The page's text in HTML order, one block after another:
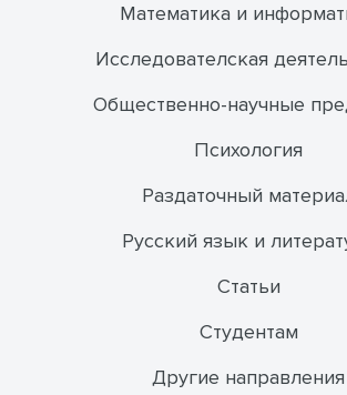
Математика и
Исследователская
Общественно-научные
Психология
Раздаточный
Русский язык и
Статьи
Студентам
Другие направления